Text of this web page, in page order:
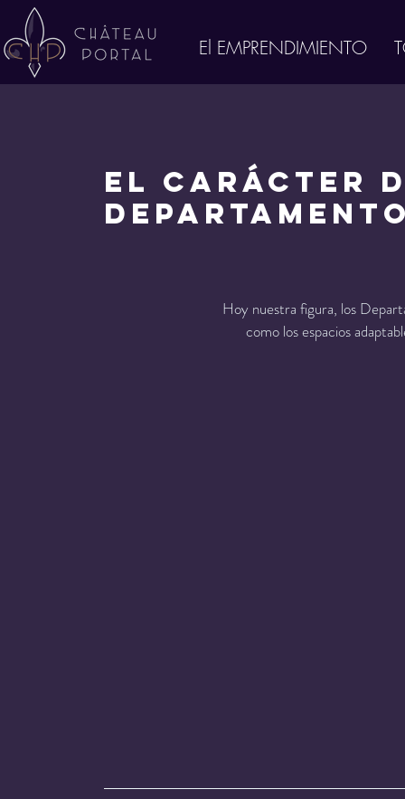
El EMPRENDIMIENTO
El Carácter
Hoy nuestra figura, los
como los espacios